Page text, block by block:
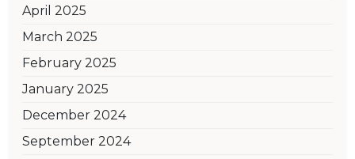
April 2025
March 2025
February 2025
January 2025
December 2024
September 2024